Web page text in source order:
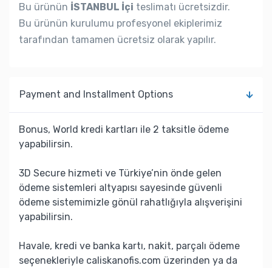
Bu ürünün İSTANBUL İçi teslimatı ücretsizdir.
Bu ürünün kurulumu profesyonel ekiplerimiz
tarafından tamamen ücretsiz olarak yapılır.
Payment and Installment Options
Bonus, World kredi kartları ile 2 taksitle ödeme
yapabilirsin.
3D Secure hizmeti ve Türkiye’nin önde gelen
ödeme sistemleri altyapısı sayesinde güvenli
ödeme sistemimizle gönül rahatlığıyla alışverişini
yapabilirsin.
Havale, kredi ve banka kartı, nakit, parçalı ödeme
seçenekleriyle caliskanofis.com üzerinden ya da